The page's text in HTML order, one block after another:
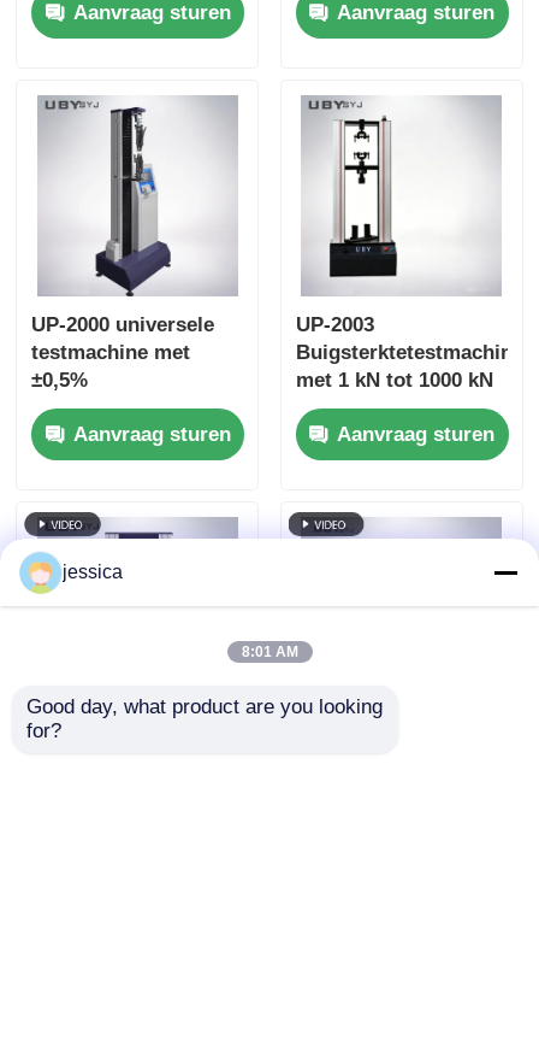
Universal Testing
Machine for Tensile
Aanvraag sturen
and Interchangeable
Fixtures
Aanvraag sturen
UP-2000 universele
testmachine met
±0,5%
nauwkeurigheid, 800
mm trekslag en 5-
inch
voor het testen van
de afpelsterkte
Aanvraag sturen
UP-2003
Buigsterktetestmachine
met 1 kN tot 1000 kN
maximale testkracht,
± 1,0%
nauwkeurigheid en
trekslag
Aanvraag sturen
jessica
8:01 AM
Good day, what product are you looking
for?